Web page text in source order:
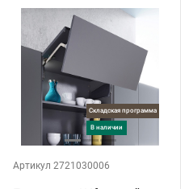
Складская программа
в наличии
Артикул 2721030006